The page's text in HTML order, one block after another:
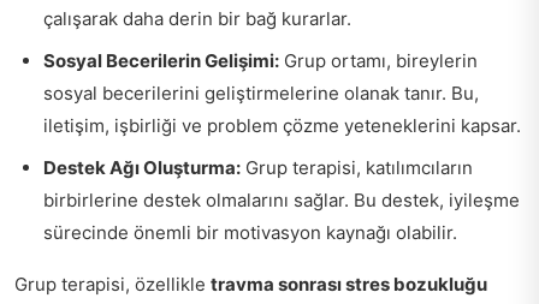
çalışarak daha derin bir bağ kurarlar.
Sosyal Becerilerin Gelişimi: Grup ortamı, bireylerin
sosyal becerilerini geliştirmelerine olanak tanır. Bu,
iletişim, işbirliği ve problem çözme yeteneklerini kapsar.
Destek Ağı Oluşturma: Grup terapisi, katılımcıların
birbirlerine destek olmalarını sağlar. Bu destek, iyileşme
sürecinde önemli bir motivasyon kaynağı olabilir.
Grup terapisi, özellikle travma sonrası stres bozukluğu